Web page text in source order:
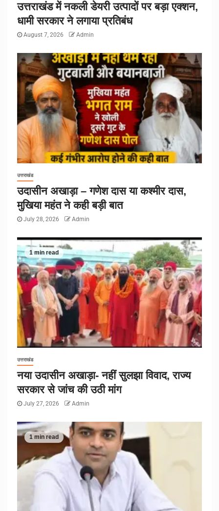
उत्तराखंड में नकली डेयरी उत्पादों पर बड़ा एक्शन,
धामी सरकार ने लगाया प्रतिबंध
August 7, 2026 Admin
उत्तराखंड
उदासीन अखाड़ा – गणेश दास या कश्मीर दास,
मुखिया महंत ने कही बड़ी बात
July 28, 2026 Admin
1 min read
उत्तराखंड
नया उदासीन अखाड़ा- नहीं सुलझा विवाद, राज्य
सरकार से जांच की उठी मांग
July 27, 2026 Admin
1 min read